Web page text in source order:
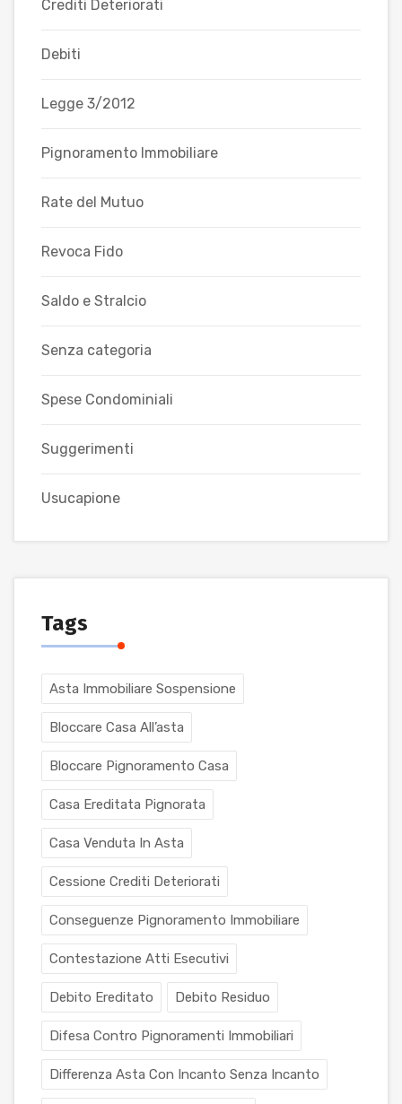
Crediti Deteriorati
Debiti
Legge 3/2012
Pignoramento Immobiliare
Rate del Mutuo
Revoca Fido
Saldo e Stralcio
Senza categoria
Spese Condominiali
Suggerimenti
Usucapione
Tags
Asta Immobiliare Sospensione
Bloccare Casa All’asta
Bloccare Pignoramento Casa
Casa Ereditata Pignorata
Casa Venduta In Asta
Cessione Crediti Deteriorati
Conseguenze Pignoramento Immobiliare
Contestazione Atti Esecutivi
Debito Ereditato Debito Residuo
Difesa Contro Pignoramenti Immobiliari
Differenza Asta Con Incanto Senza Incanto